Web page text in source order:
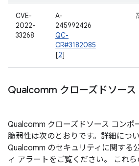
CVE-
2022-
33268
A-
245992426
QC-
CR#3182085
[2]
Qualcomm クローズドソース
Qualcomm クローズドソース コンポ
脆弱性は次のとおりです。詳細につ
Qualcomm のセキュリティに関する
ィ アラートをご覧ください。 これ